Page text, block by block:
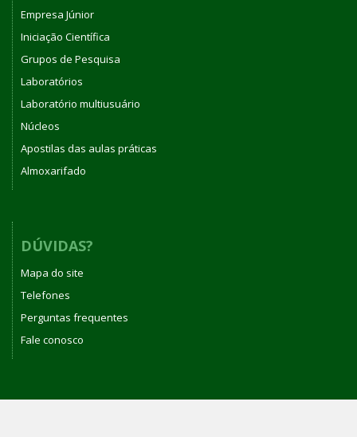
Empresa Júnior
Iniciação Científica
Grupos de Pesquisa
Laboratórios
Laboratório multiusuário
Núcleos
Apostilas das aulas práticas
Almoxarifado
DÚVIDAS?
Mapa do site
Telefones
Perguntas frequentes
Fale conosco